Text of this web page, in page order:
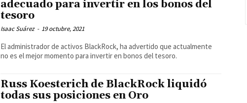
adecuado para invertir en los bonos del
tesoro
Isaac Suárez - 19 octubre, 2021
El administrador de activos BlackRock, ha advertido que actualmente
no es el mejor momento para invertir en bonos del tesoro.
Russ Koesterich de BlackRock liquidó
todas sus posiciones en Oro